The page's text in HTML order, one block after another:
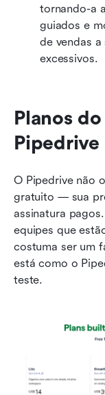
tornando-a
guiados e
de vendas
excessivos.
Planos
O Pipedrive não
gratuito — sua
assinatura
equipes que
costuma ser um
está como o
teste.